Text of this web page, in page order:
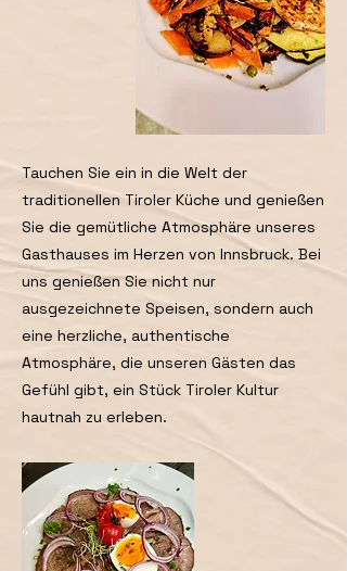
Tauchen Sie ein in die Welt der
traditionellen Tiroler Küche und genießen
Sie die gemütliche Atmosphäre unseres
Gasthauses im Herzen von Innsbruck. Bei
uns genießen Sie nicht nur
ausgezeichnete Speisen, sondern auch
eine herzliche, authentische
Atmosphäre, die unseren Gästen das
Gefühl gibt, ein Stück Tiroler Kultur
hautnah zu erleben.